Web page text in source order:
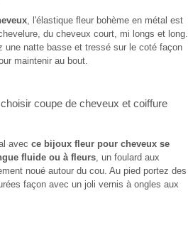
, l'élastique fleur bohème en métal est
du cheveux court, mi longs et long.
une natte basse et tressé sur le coté façon
maintenir au bout.
choisir coupe de cheveux et coiffure
avec ce bijoux fleur pour cheveux se
fluide ou à fleurs , un foulard aux
noué autour du cou. Au pied portez des
façon avec un joli vernis à ongles aux